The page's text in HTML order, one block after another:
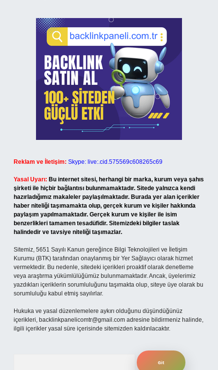
Reklam ve İletişim: Skype: live:.cid.575569c608265c69
Yasal Uyarı: Bu internet sitesi, herhangi bir marka, kurum veya şahıs
şirketi ile hiçbir bağlantısı bulunmamaktadır. Sitede yalnızca kendi
hazırladığımız makaleler paylaşılmaktadır. Burada yer alan içerikler
haber niteliği taşımamakta olup, gerçek kurum ve kişiler hakkında
paylaşım yapılmamaktadır. Gerçek kurum ve kişiler ile isim
benzerlikleri tamamen tesadüfidir. Sitemizdeki bilgiler taslak
halindedir ve tavsiye niteliği taşımazlar.
Sitemiz, 5651 Sayılı Kanun gereğince Bilgi Teknolojileri ve İletişim
Kurumu (BTK) tarafından onaylanmış bir Yer Sağlayıcı olarak hizmet
vermektedir. Bu nedenle, sitedeki içerikleri proaktif olarak denetleme
veya araştırma yükümlülüğümüz bulunmamaktadır. Ancak, üyelerimiz
yazdıkları içeriklerin sorumluluğunu taşımakta olup, siteye üye olarak bu
sorumluluğu kabul etmiş sayılırlar.
Hukuka ve yasal düzenlemelere aykırı olduğunu düşündüğünüz
içerikleri, backlinkpanelicomtr@gmail.com adresine bildirmeniz halinde,
ilgili içerikler yasal süre içerisinde sitemizden kaldırılacaktır.